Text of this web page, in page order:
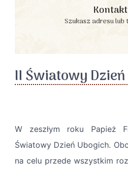
Kontakt
Szukasz adresu lub
II Światowy
W zeszłym roku Papież
Światowy Dzień Ubogich.
na celu przede wszystkim